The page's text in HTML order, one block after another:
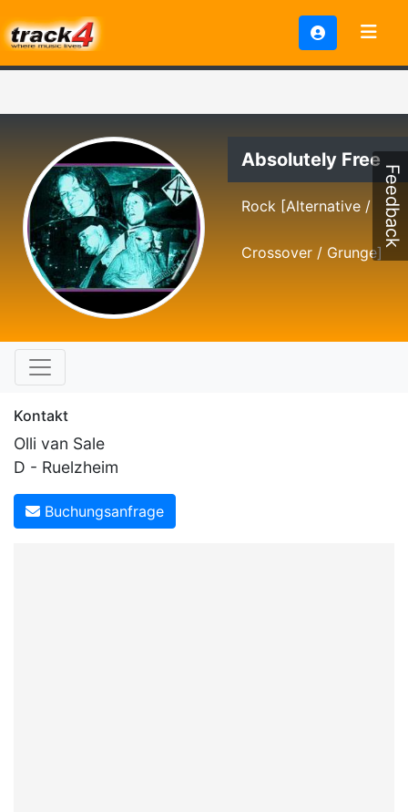
Absolutely Free
Rock [Alternative /
Crossover / Grunge]
Kontakt
Olli van Sale
D - Ruelzheim
Buchungsanfrage
Feedback